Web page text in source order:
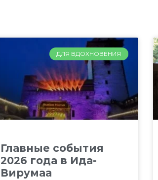
ДЛЯ ВДОХНОВЕНИЯ
Главные события
2026 года в Ида-
Вирумаа